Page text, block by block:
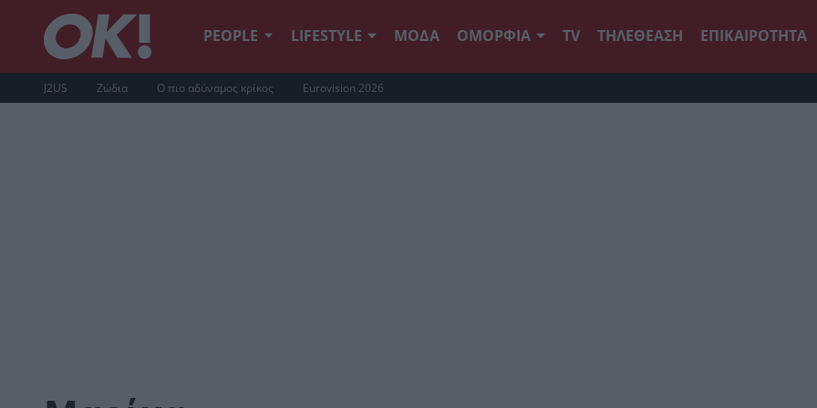
PEOPLE LIFESTYLE ΜΟΔΑ ΟΜΟΡΦΙΑ TV ΤΗΛΕΘΕΑΣΗ ΕΠΙΚΑΙΡΟΤΗΤΑ
J2US Ζώδια Ο πιο αδύναμος κρίκος Eurovision 2026